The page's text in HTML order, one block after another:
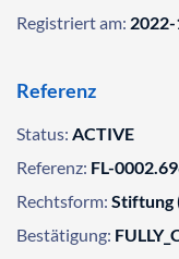
Registriert am:
Referenz
Status: ACTIVE
Referenz: FL-
Rechtsform: Stiftung
Bestätigung: